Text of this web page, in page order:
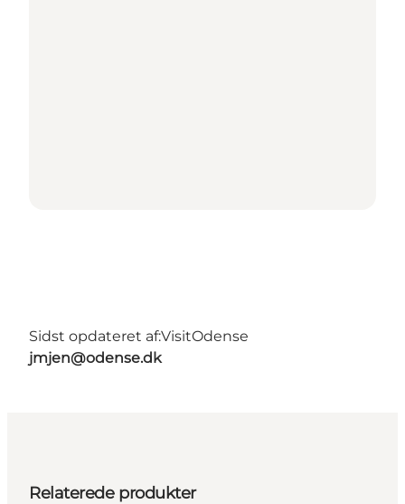
Sidst opdateret af:VisitOdense
jmjen@odense.dk
Relaterede produkter